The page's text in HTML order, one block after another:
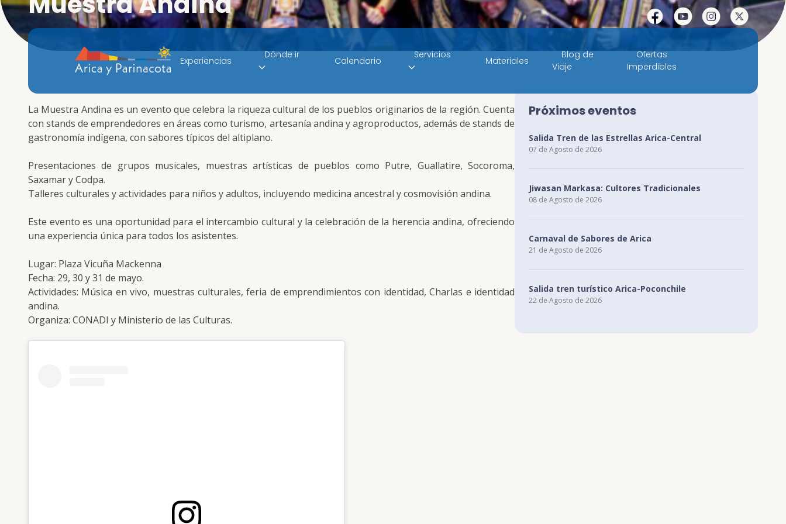
FacebookYouTubeInstagram
X
Experiencias
Dónde ir
Calendario
Servicios
Materiales
Blog de
Viaje
Ofertas
Imperdibles
La Muestra Andina es un evento que celebra la riqueza cultural de los pueblos originarios de la región. Cuenta
con stands de emprendedores en áreas como turismo, artesanía andina y agroproductos, además de stands de
gastronomía indígena, con sabores típicos del altiplano.
Presentaciones de grupos musicales, muestras artísticas de pueblos como Putre, Guallatire, Socoroma,
Saxamar y Codpa.
Talleres culturales y actividades para niños y adultos, incluyendo medicina ancestral y cosmovisión andina.
Este evento es una oportunidad para el intercambio cultural y la celebración de la herencia andina, ofreciendo
una experiencia única para todos los asistentes.
Lugar: Plaza Vicuña Mackenna
Fecha: 29, 30 y 31 de mayo.
Actividades: Música en vivo, muestras culturales, feria de emprendimientos con identidad, Charlas e identidad
andina.
Organiza: CONADI y Ministerio de las Culturas.
Próximos eventos
Salida Tren de las Estrellas Arica-Central
07 de Agosto de 2026
Jiwasan Markasa: Cultores Tradicionales
08 de Agosto de 2026
Carnaval de Sabores de Arica
21 de Agosto de 2026
Salida tren turístico Arica-Poconchile
22 de Agosto de 2026